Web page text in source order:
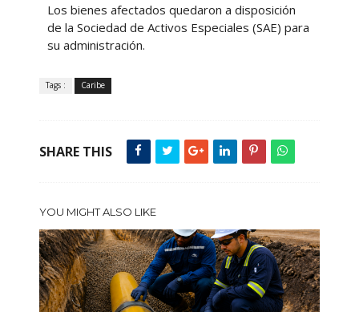
Los bienes afectados quedaron a disposición
de la Sociedad de Activos Especiales (SAE) para
su administración.
Tags : Caribe
SHARE THIS
YOU MIGHT ALSO LIKE